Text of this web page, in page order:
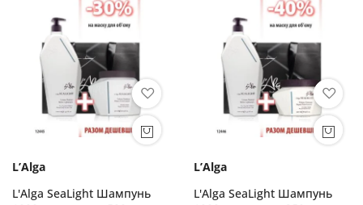
L’Alga
L'Alga SeaLight Шампунь
L’Alga
L'Alga SeaLight Шампунь